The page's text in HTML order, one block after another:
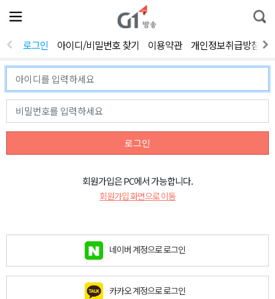
전
체
뉴
열
통
합
색
로그인 아이디/비밀번호 찾기 이용약관 개인정보취급방침
로그인
회원가입은 PC에서 가능합니다.
회원가입 화면으로 이동
네이버 계정으로 로그인
카카오 계정으로 로그인